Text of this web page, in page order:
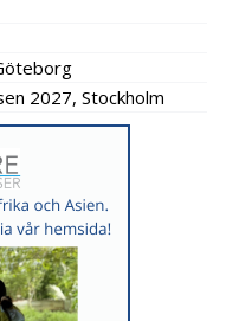
2027, Stockholm